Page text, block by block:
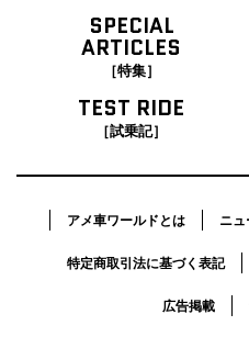
SPECIAL
ARTICLES
［特集］
TEST RIDE
［試乗記］
アメ車ワールドとは ニ
特定商取引法に基づく表記
広告掲載